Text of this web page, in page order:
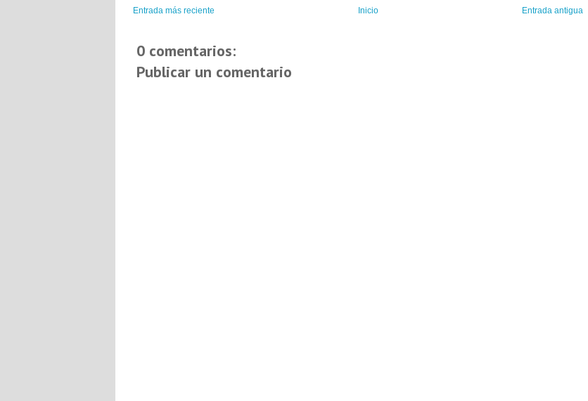
Entrada más reciente Entrada antigua
Inicio
0 comentarios:
Publicar un comentario